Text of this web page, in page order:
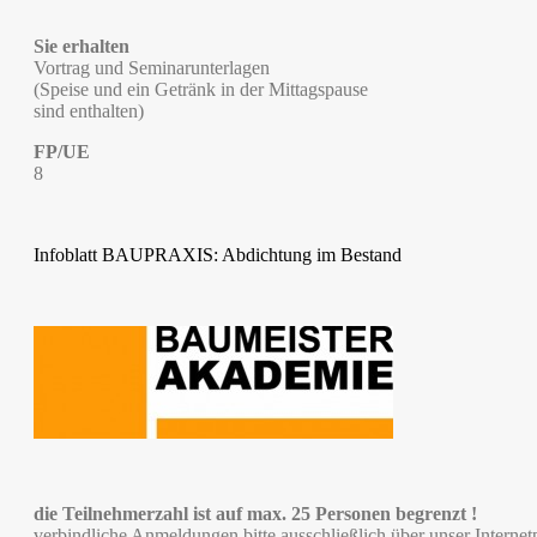
Sie erhalten
Vortrag und Seminarunterlagen
(Speise und ein Getränk in der Mittagspause
sind enthalten)
FP/UE
8
Infoblatt BAUPRAXIS: Abdichtung im Bestand
die Teilnehmerzahl ist auf max. 25 Personen begrenzt !